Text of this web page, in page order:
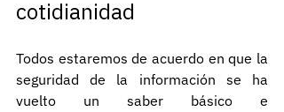
cotidianidad
Todos estaremos de acuerdo en que la
seguridad de la información se ha
vuelto un saber básico e